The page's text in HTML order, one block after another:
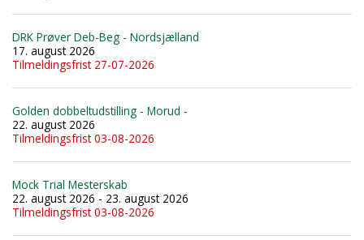
DRK Prøver Deb-Beg - Nordsjælland
17. august 2026
Tilmeldingsfrist 27-07-2026
Golden dobbeltudstilling - Morud -
22. august 2026
Tilmeldingsfrist 03-08-2026
Mock Trial Mesterskab
22. august 2026 - 23. august 2026
Tilmeldingsfrist 03-08-2026